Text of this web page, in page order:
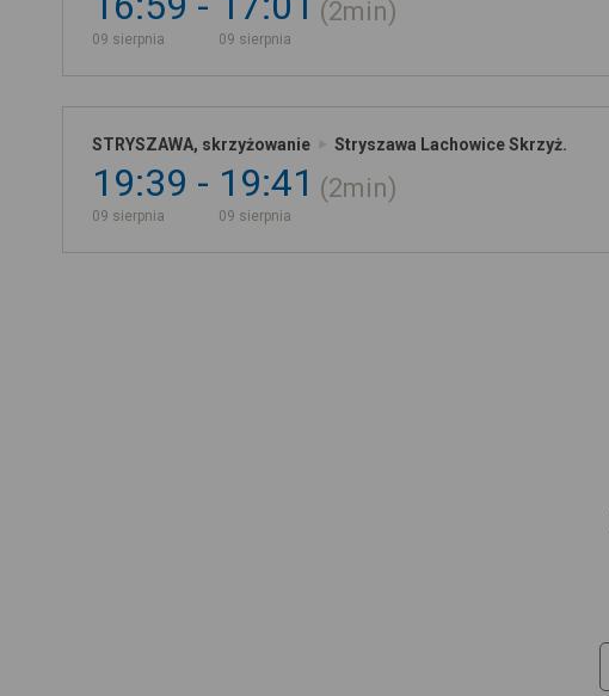
09 sierpnia 09 sierpnia
2min
STRYSZAWA, skrzyżowanie Stryszawa Lachowice Skrzyż.
19:39
09 sierpnia
19:41
09 sierpnia
2min